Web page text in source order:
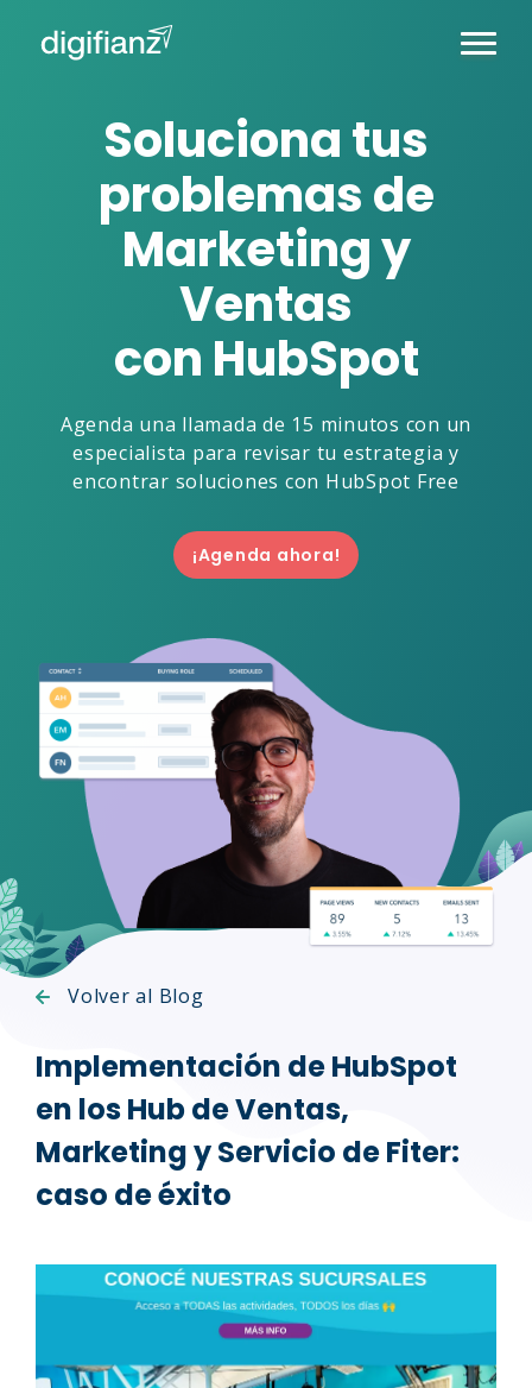
Soluciona tus
problemas de
Marketing y
Ventas
con HubSpot
Agenda una llamada de 15 minutos con un
especialista para revisar tu estrategia y
encontrar soluciones con HubSpot Free
¡Agenda ahora!
Volver al Blog
Implementación de HubSpot
en los Hub de Ventas,
Marketing y Servicio de Fiter:
caso de éxito